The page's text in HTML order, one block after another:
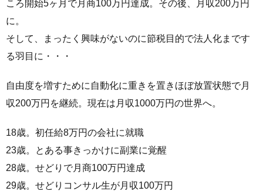
ころ開始5ヶ月で月商100万円達成。その後、月収200万円
に。
そして、まったく興味がないのに節税目的で法人化まです
る羽目に・・・
自由度を増すために自動化に重きを置きほぼ放置状態で月
収200万円を継続。現在は月収1000万円の世界へ。
18歳。初任給8万円の会社に就職
23歳。とある事きっかけに副業に覚醒
28歳。せどりで月商100万円達成
29歳。せどりコンサル生が月収100万円